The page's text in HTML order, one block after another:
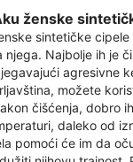
ženske
sintetičke
njega. Najbolje ih je
agresivne
možete
čišćenja, dobro
daleko od
pomoći će im da